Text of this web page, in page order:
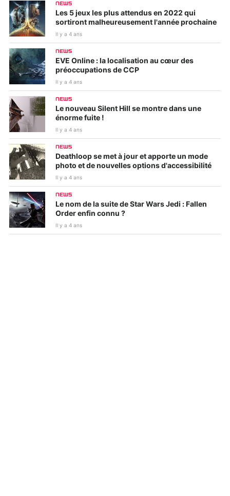
NEWS
Les 5 jeux les plus attendus en 2022 qui
sortiront malheureusement l'année prochaine
Il y a 4 ans
NEWS
EVE Online : la localisation au cœur des
préoccupations de CCP
Il y a 4 ans
NEWS
Le nouveau Silent Hill se montre dans une
énorme fuite !
Il y a 4 ans
NEWS
Deathloop se met à jour et apporte un mode
photo et de nouvelles options d'accessibilité
Il y a 4 ans
NEWS
Le nom de la suite de Star Wars Jedi : Fallen
Order enfin connu ?
Il y a 4 ans